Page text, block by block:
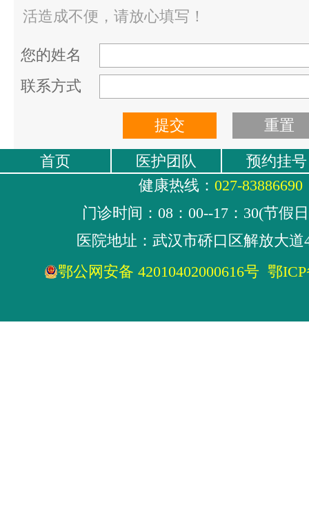
活造成不便，请放心填写！
您的姓名
联系方式
首页 医护团队
预约挂号
健康热线： 027-83886690
门诊时间：08：00--17：30(节假
医院地址：武汉市硚口区解放大道
鄂公网安备 42010402000616号 鄂